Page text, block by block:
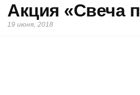
Акция «Свеча
19 июня, 2018